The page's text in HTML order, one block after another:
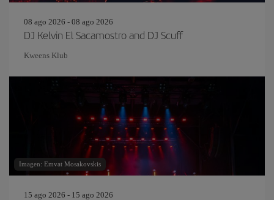
08 ago 2026 - 08 ago 2026
DJ Kelvin El Sacamostro and DJ Scuff
Kweens Klub
Imagen: Emvat Mosakovskis
15 ago 2026 - 15 ago 2026